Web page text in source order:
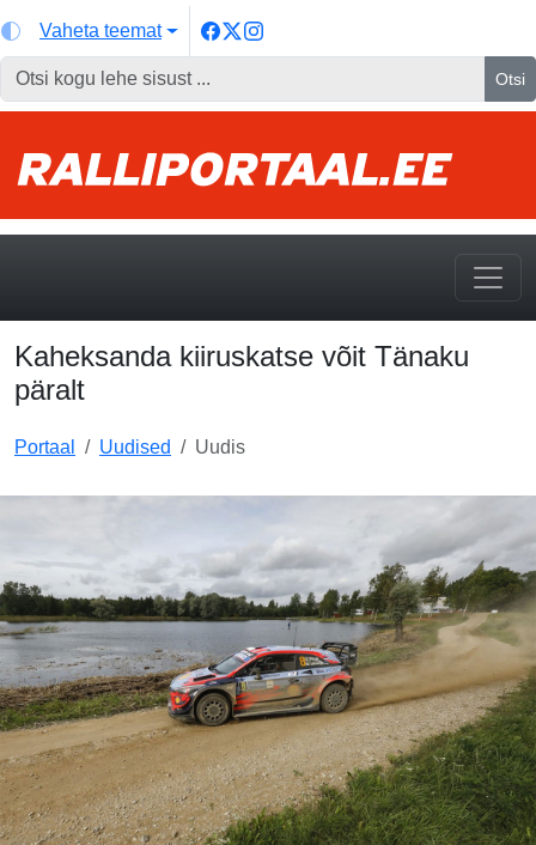
Vaheta teemat
Otsi
Kaheksanda kiiruskatse võit Tänaku
päralt
Portaal Uudised Uudis